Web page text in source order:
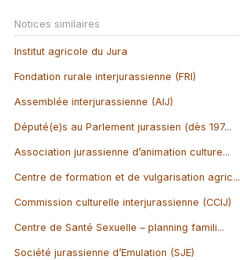
Notices similaires
Institut agricole du Jura
Fondation rurale interjurassienne (FRI)
Assemblée interjurassienne (AIJ)
Député(e)s au Parlement jurassien (dès 197...
Association jurassienne d’animation culture...
Centre de formation et de vulgarisation agric...
Commission culturelle interjurassienne (CCIJ)
Centre de Santé Sexuelle – planning famili...
Société jurassienne d’Emulation (SJE)